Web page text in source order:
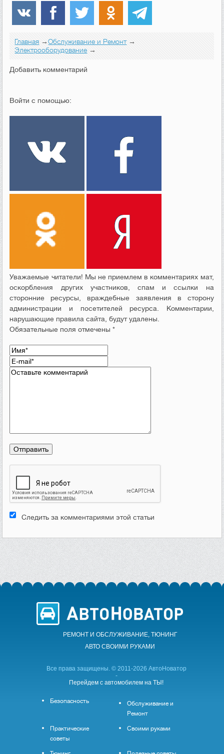
Главная →Обслуживание и Ремонт→
Электрооборудование →
Добавить комментарий
Войти с помощью:
Уважаемые читатели! Мы не приемлем в комментариях мат,
оскорбления других участников, спам и ссылки на
сторонние ресурсы, враждебные заявления в сторону
администрации и посетителей ресурса. Комментарии,
нарушающие правила сайта, будут удалены.
Обязательные поля отмечены *
Следить за комментариями этой статьи
РЕМОНТ И ОБСЛУЖИВАНИЕ, ТЮНИНГ
АВТО CВОИМИ РУКАМИ
Все права защищены. © 2011-2026 АвтоНоватор
-
Перейдем с автомобилем на ТЫ!
Безопасность
Обслуживание и
Ремонт
Практические
советы
Своими руками